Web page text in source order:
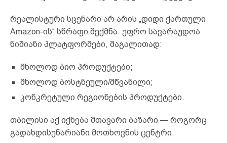
რეალისტური სცენარი არ არის „დიდი ქართული
Amazon-ის“ სწრაფი შექმნა. უფრო სავარაუდოა
ნიშიანი პლატფორმები, მაგალითად:
მხოლოდ ბიო პროდუქტები;
მხოლოდ ბოსტნეული/მწვანილი;
კონკრეტული რეგიონების პროდუქტები.
თბილისი აქ იქნება მთავარი ბაზარი — როგორც
გადახდისუნარიანი მოთხოვნის ცენტრი.